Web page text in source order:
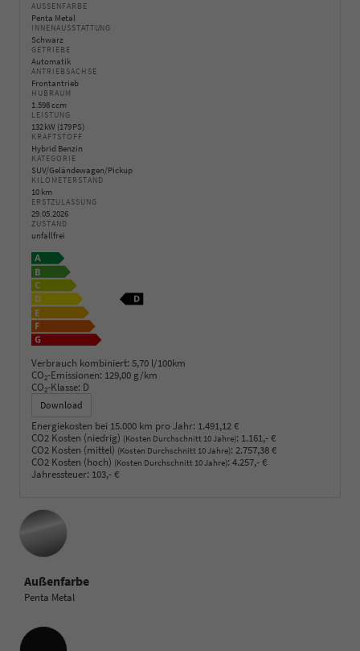
AUSSENFARBE
Penta Metal
INNENAUSSTATTUNG
Schwarz
GETRIEBE
Automatik
ANTRIEBSACHSE
Frontantrieb
HUBRAUM
1.598 ccm
LEISTUNG
132 kW (179 PS)
KRAFTSTOFF
Hybrid Benzin
KATEGORIE
SUV/Geländewagen/Pickup
KILOMETERSTAND
10 km
ERSTZULASSUNG
29.05.2026
ZUSTAND
unfallfrei
Verbrauch kombiniert: 5,70 l/100km
CO2-Emissionen: 129,00 g/km
CO2-Klasse: D
Download
Energiekosten bei 15.000 km pro Jahr: 1.491,12 €
CO2 Kosten (niedrig) (Kosten Durchschnitt 10 Jahre): 1.161,- €
CO2 Kosten (mittel) (Kosten Durchschnitt 10 Jahre): 2.757,38 €
CO2 Kosten (hoch) (Kosten Durchschnitt 10 Jahre): 4.257,- €
Jahressteuer: 103,- €
Außenfarbe
Penta Metal
Innenausstattung